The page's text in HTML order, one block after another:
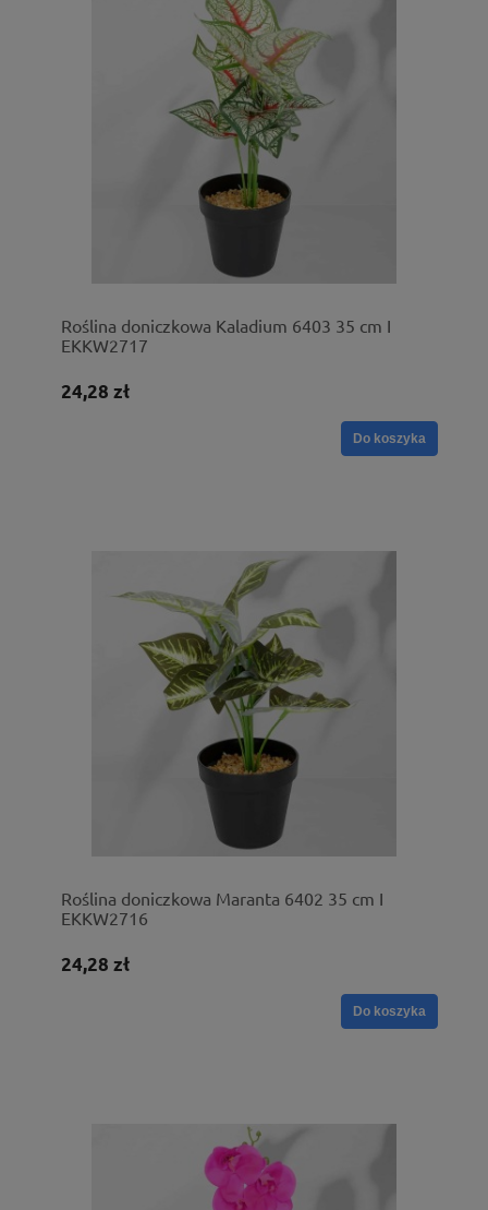
Roślina doniczkowa Kaladium 6403 35 cm I
EKKW2717
24,28 zł
Do koszyka
Roślina doniczkowa Maranta 6402 35 cm I
EKKW2716
24,28 zł
Do koszyka